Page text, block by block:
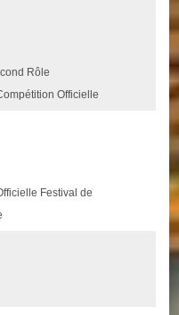
Rôle
Officielle
Festival de